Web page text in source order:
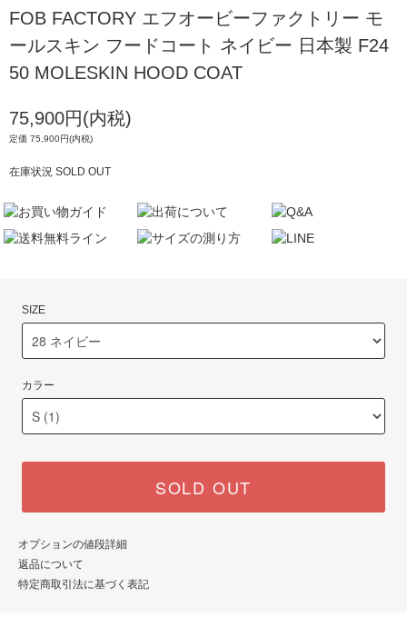
FOB FACTORY エフオービーファクトリー モ
ールスキン フードコート ネイビー 日本製 F24
50 MOLESKIN HOOD COAT
75,900円(内税)
定価 75,900円(内税)
在庫状況 SOLD OUT
SIZE
カラー
SOLD OUT
オプションの値段詳細
返品について
特定商取引法に基づく表記